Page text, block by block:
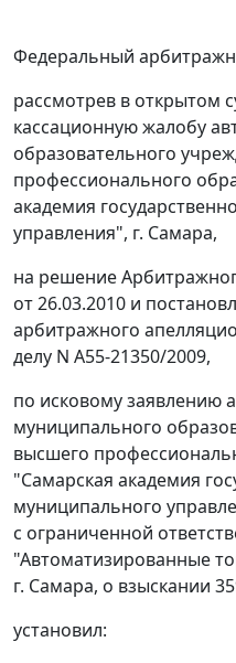
Федеральный
рассмотрев в открытом
кассационную жалобу
образовательного
профессионального
академия
управления", г. Самара,
на решение
от 26.03.2010 и
арбитражного
делу N А55-21350/2009,
по исковому заявлению
муниципального
высшего
"Самарская академия
муниципального
с ограниченной
"Автоматизированные
г. Самара, о взыскании
установил: